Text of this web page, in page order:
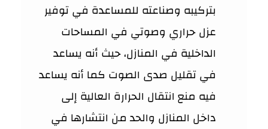
بتركيبه وصناعته للمساعدة في توفير
عزل حراري وصوتي في المساحات
الداخلية في المنازل، حيث أنه يساعد
في تقليل صدى الصوت كما أنه يساعد
فيه منع انتقال الحرارة العالية إلى
داخل المنازل والحد من انتشارها في